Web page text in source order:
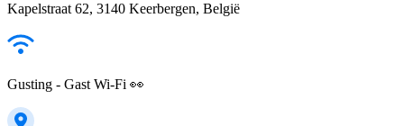
Kapelstraat 62, 3140 Keerbergen, België
Gusting - Gast Wi-Fi 👀